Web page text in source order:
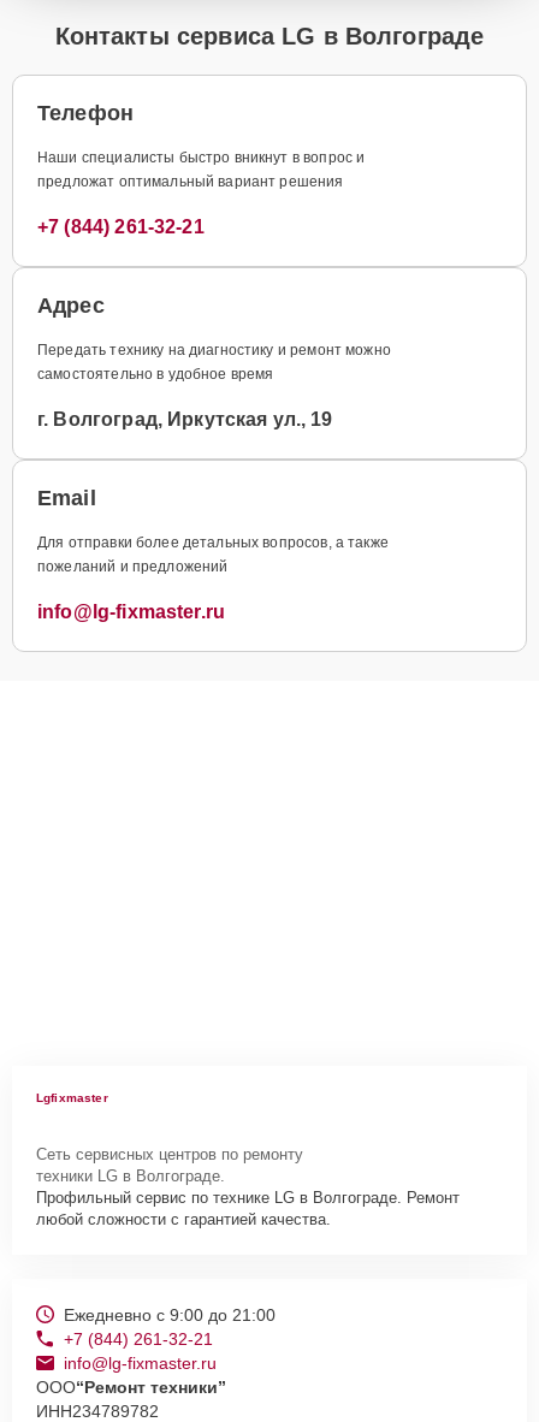
Контакты сервиса LG в Волгограде
Телефон
Наши специалисты быстро вникнут в вопрос и
предложат оптимальный вариант решения
+7 (844) 261-32-21
Адрес
Передать технику на диагностику и ремонт можно
самостоятельно в удобное время
г. Волгоград, Иркутская ул., 19
Email
Для отправки более детальных вопросов, а также
пожеланий и предложений
info@lg-fixmaster.ru
Lgfixmaster
Сеть сервисных центров по ремонту
техники LG в Волгограде.
Профильный сервис по технике LG в Волгограде. Ремонт
любой сложности с гарантией качества.
Ежедневно с 9:00 до 21:00
+7 (844) 261-32-21
info@lg-fixmaster.ru
ООО“Ремонт техники”
ИНН234789782